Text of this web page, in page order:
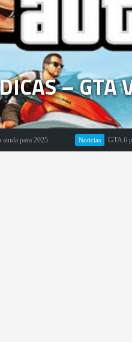
–
Noticias GTA 6 poderá custar